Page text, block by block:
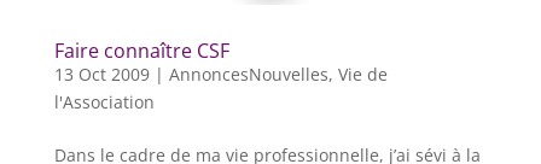
Faire connaître CSF
13 Oct 2009| AnnoncesNouvelles, Vie de
l'Association
Dans le cadre de ma vie professionnelle, j’ai sévi à la